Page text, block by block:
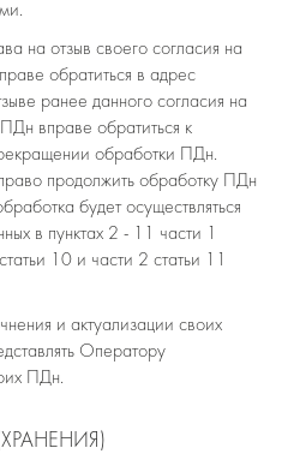
на отзыв своего согласия на
обратиться в адрес
ранее данного согласия на
вправе обратиться к
обработки ПДн.
продолжить обработку ПДн
будет осуществляться
в пунктах 2 - 11 части 1
10 и части 2 статьи 11
и актуализации своих
Оператору
ПДн.